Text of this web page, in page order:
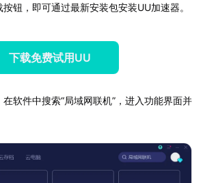
钮，即可通过最新安装包安装UU加速器。
下载免费试用UU
软件中搜索“局域网联机”，进入功能界面并